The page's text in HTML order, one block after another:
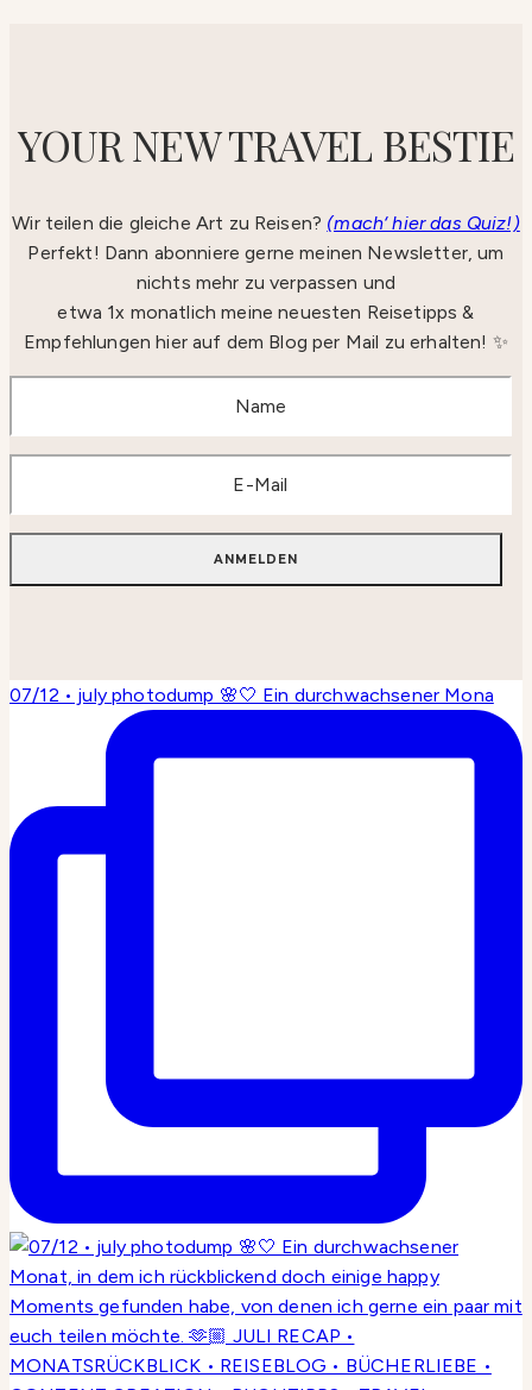
YOUR NEW TRAVEL BESTIE
Wir teilen die gleiche Art zu Reisen? (mach‘ hier das Quiz!)
Perfekt! Dann abonniere gerne meinen Newsletter, um
nichts mehr zu verpassen und
etwa 1x monatlich meine neuesten Reisetipps &
Empfehlungen hier auf dem Blog per Mail zu erhalten! ✨
07/12 • july photodump 🌸🤍 Ein durchwachsener Mona